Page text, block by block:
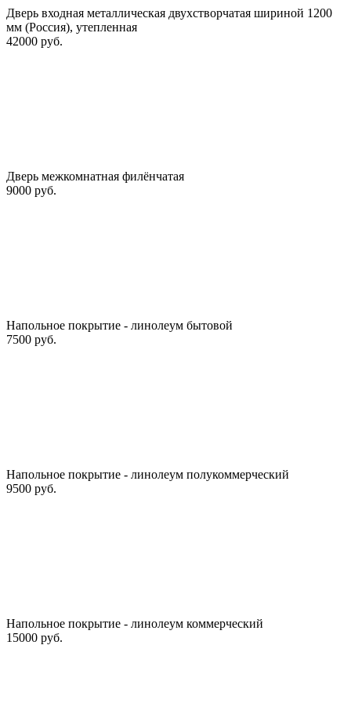
Дверь входная металлическая двухстворчатая шириной 1200
мм (Россия), утепленная
42000 руб.
Дверь межкомнатная филёнчатая
9000 руб.
Напольное покрытие - линолеум бытовой
7500 руб.
Напольное покрытие - линолеум полукоммерческий
9500 руб.
Напольное покрытие - линолеум коммерческий
15000 руб.